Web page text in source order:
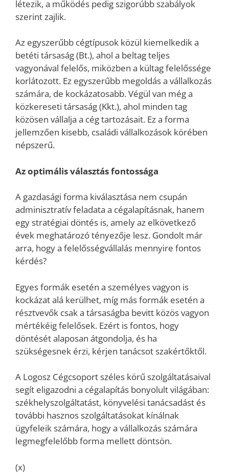
létezik, a működés pedig szigorúbb szabályok
szerint zajlik.
Az egyszerűbb cégtípusok közül kiemelkedik a
betéti társaság (Bt.), ahol a beltag teljes
vagyonával felelős, miközben a kültag felelőssége
korlátozott. Ez egyszerűbb megoldás a vállalkozás
számára, de kockázatosabb. Végül van még a
közkereseti társaság (Kkt.), ahol minden tag
közösen vállalja a cég tartozásait. Ez a forma
jellemzően kisebb, családi vállalkozások körében
népszerű.
Az optimális választás fontossága
A gazdasági forma kiválasztása nem csupán
adminisztratív feladata a cégalapításnak, hanem
egy stratégiai döntés is, amely az elkövetkező
évek meghatározó tényezője lesz. Gondolt már
arra, hogy a felelősségvállalás mennyire fontos
kérdés?
Egyes formák esetén a személyes vagyon is
kockázat alá kerülhet, míg más formák esetén a
résztvevők csak a társaságba bevitt közös vagyon
mértékéig felelősek. Ezért is fontos, hogy
döntését alaposan átgondolja, és ha
szükségesnek érzi, kérjen tanácsot szakértőktől.
A Logosz Cégcsoport széles körű szolgáltatásaival
segít eligazodni a cégalapítás bonyolult világában:
székhelyszolgáltatást, könyvelési tanácsadást és
további hasznos szolgáltatásokat kínálnak
ügyfeleik számára, hogy a vállalkozás számára
legmegfelelőbb forma mellett döntsön.
(x)